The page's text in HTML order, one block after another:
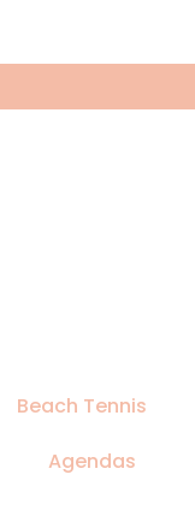
Beach Tennis
Agendas